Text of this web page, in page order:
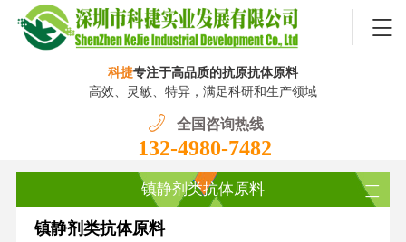
科捷专注于高品质的抗原抗体原料
高效、灵敏、特异，满足科研和生产领域
全国咨询热线
132-4980-7482
镇静剂类抗体原料
镇静剂类抗体原料